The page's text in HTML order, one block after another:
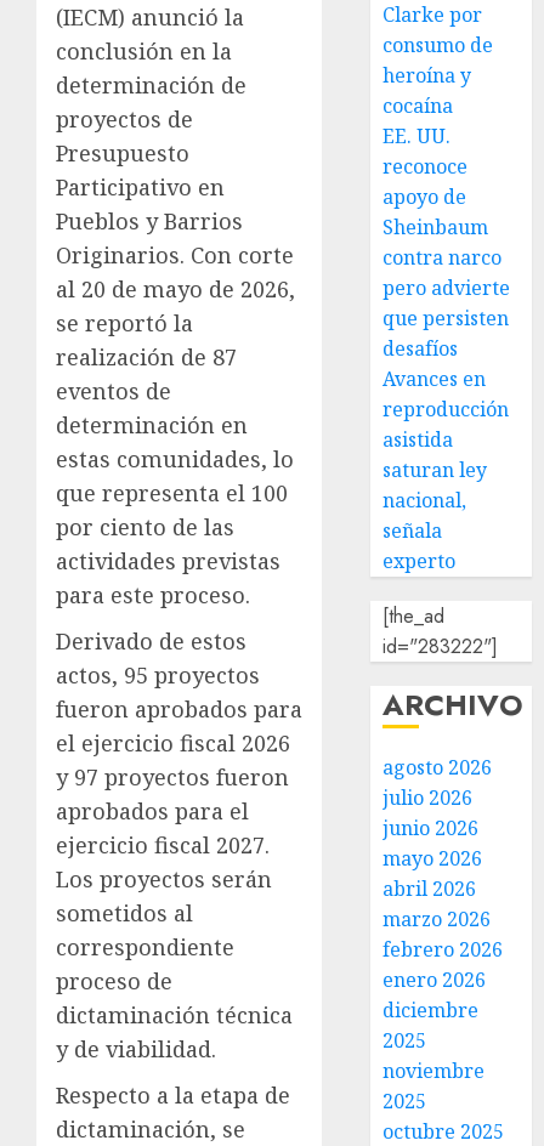
(IECM) anunció la
conclusión en la
determinación de
proyectos de
Presupuesto
Participativo en
Pueblos y Barrios
Originarios. Con corte
al 20 de mayo de 2026,
se reportó la
realización de 87
eventos de
determinación en
estas comunidades, lo
que representa el 100
por ciento de las
actividades previstas
para este proceso.
Derivado de estos
actos, 95 proyectos
fueron aprobados para
el ejercicio fiscal 2026
y 97 proyectos fueron
aprobados para el
ejercicio fiscal 2027.
Los proyectos serán
sometidos al
correspondiente
proceso de
dictaminación técnica
y de viabilidad.
Respecto a la etapa de
dictaminación, se
Clarke por
consumo de
heroína y
cocaína
EE. UU.
reconoce
apoyo de
Sheinbaum
contra narco
pero advierte
que persisten
desafíos
Avances en
reproducción
asistida
saturan ley
nacional,
señala
experto
[the_ad
id="283222"]
ARCHIVO
agosto 2026
julio 2026
junio 2026
mayo 2026
abril 2026
marzo 2026
febrero 2026
enero 2026
diciembre
2025
noviembre
2025
octubre 2025